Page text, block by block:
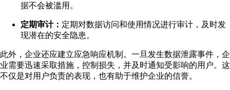
据不会被滥用。
定期审计： 定期对数据访问和使用情况进行审计，及时发
现潜在的安全隐患。
此外，企业还应建立应急响应机制。一旦发生数据泄露事件，企
业需要迅速采取措施，控制损失，并及时通知受影响的用户。这
不仅是对用户负责的表现，也有助于维护企业的信誉。